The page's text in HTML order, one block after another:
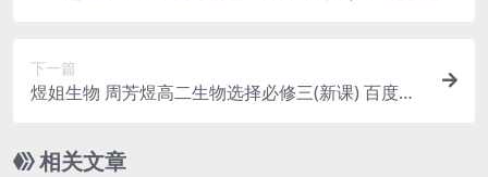
下一篇
煜姐生物 周芳煜高二生物选择必修三(新课) 百度网
相关文章